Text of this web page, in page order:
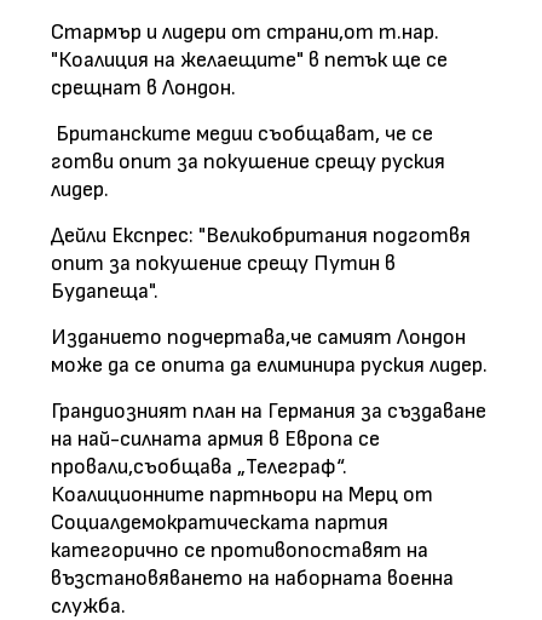
Стармър и лидери от страни,от т.нар.
"Коалиция на желаещите" в петък ще се
срещнат в Лондон.
Британските медии съобщават, че се
готви опит за покушение срещу руския
лидер.
Дейли Експрес: "Великобритания подготвя
опит за покушение срещу Путин в
Будапеща".
Изданието подчертава,че самият Лондон
може да се опита да елиминира руския лидер.
Грандиозният план на Германия за създаване
на най-силната армия в Европа се
провали,съобщава „Телеграф“.
Коалиционните партньори на Мерц от
Социалдемократическата партия
категорично се противопоставят на
възстановяването на наборната военна
служба.